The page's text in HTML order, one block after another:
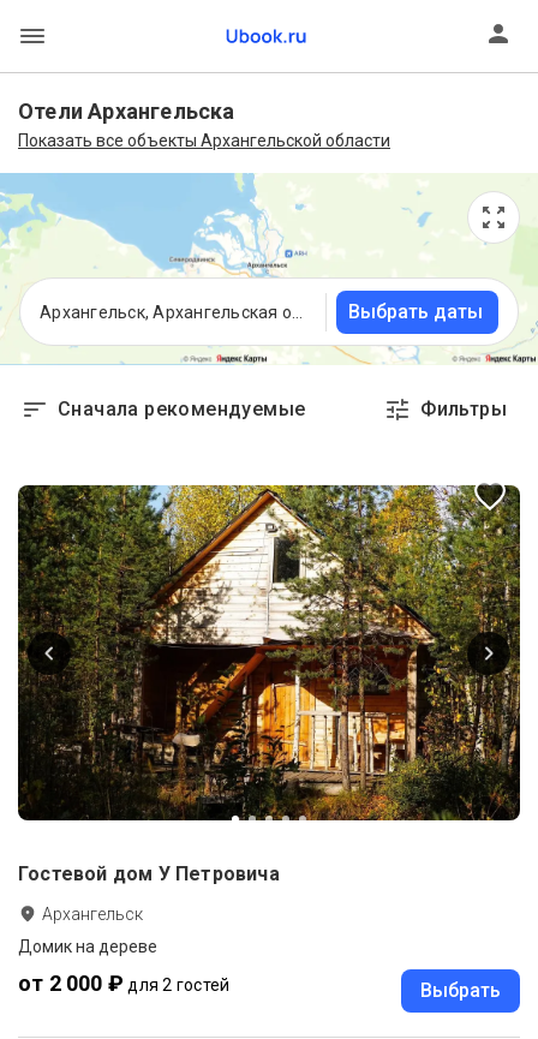
Отели Архангельска
Показать все объекты Архангельской области
Выбрать даты
Сначала рекомендуемые Фильтры
Гостевой дом У Петровича
Архангельск
Домик на дереве
от 2 000 ₽ для 2 гостей Выбрать